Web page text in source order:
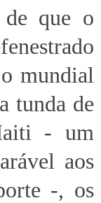
de que o
mundial
tunda de
- um
aos
-, os